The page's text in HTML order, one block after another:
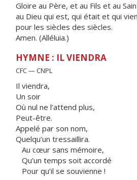
Gloire au Père, et au Fils et au
au Dieu qui est, qui était et qui
pour les siècles des siècles.
Amen. (Alléluia.)
HYMNE : IL VIENDRA
CFC — CNPL
Il viendra,
Un soir
Où nul ne l’attend plus,
Peut-être.
Appelé par son nom,
Quelqu’un tressaillira.
Au cœur sans mémoire,
Qu’un temps soit accordé
Pour qu’il se souvienne !